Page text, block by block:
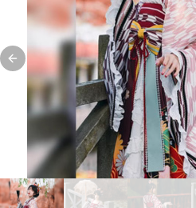
Previous slide